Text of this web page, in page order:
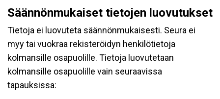
Säännönmukaiset tietojen luovutukset
Tietoja ei luovuteta säännönmukaisesti. Seura ei
myy tai vuokraa rekisteröidyn henkilötietoja
kolmansille osapuolille. Tietoja luovutetaan
kolmansille osapuolille vain seuraavissa
tapauksissa: